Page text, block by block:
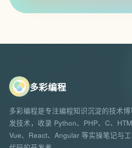
多彩编程
多彩编程是专注编程知识沉淀的技术
发技术，收录 Python、PHP、C、
Vue、React、Angular 等实操笔记与